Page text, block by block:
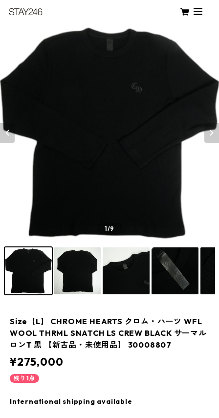
1/9
Size【L】 CHROME HEARTS クロム・ハーツ WFL
WOOL THRML SNATCH LS CREW BLACK サーマル
ロンT 黒 【新古品・未使用品】 30008807
¥275,000
残り1点
International shipping available